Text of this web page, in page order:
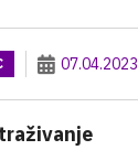
07.04.2023